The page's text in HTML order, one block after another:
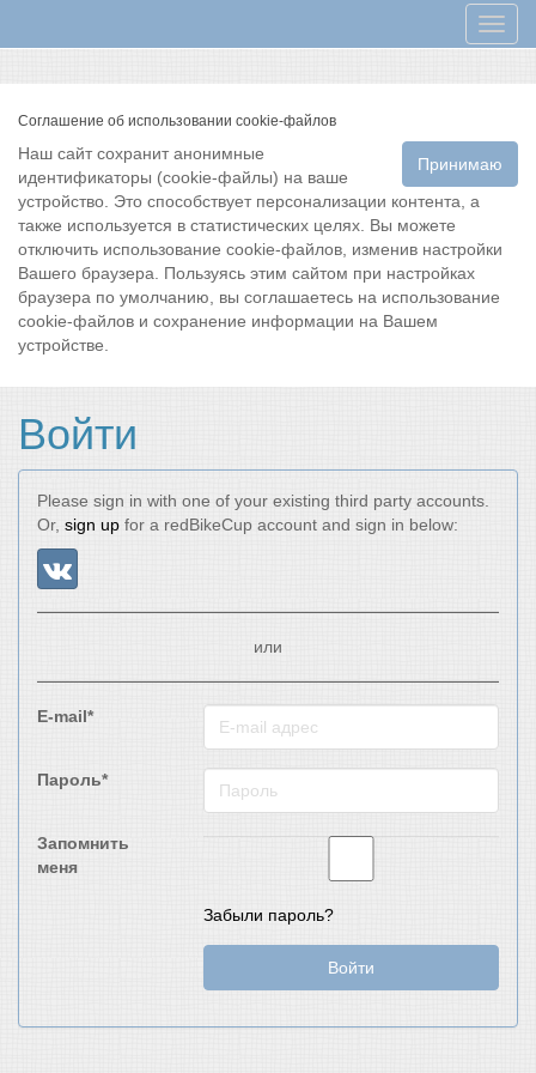
Меню
Соглашение об использовании cookie-файлов
Принимаю
Наш сайт сохранит анонимные
идентификаторы (cookie-файлы) на ваше
устройство. Это способствует персонализации контента, а
также используется в статистических целях. Вы можете
отключить использование cookie-файлов, изменив настройки
Вашего браузера. Пользуясь этим сайтом при настройках
браузера по умолчанию, вы соглашаетесь на использование
cookie-файлов и сохранение информации на Вашем
устройстве.
Войти
Please sign in with one of your existing third party accounts.
Or, sign up for a redBikeCup account and sign in below:
или
E-mail*
Пароль*
Запомнить
меня
Забыли пароль?
Войти